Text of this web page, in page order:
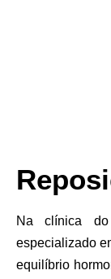
Na clínica
especializado
equilíbrio